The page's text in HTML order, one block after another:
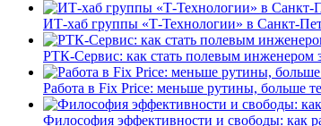
ИТ-хаб группы «Т-Технологии» в Санкт-
РТК-Сервис: как стать полевым инженером
Работа в Fix Price: меньше рутины, больше
Философия эффективности и свободы: как